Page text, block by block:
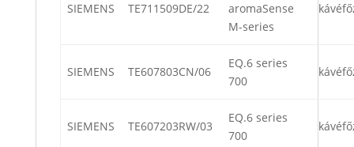
SIEMENS TE711509DE/22
aromaSense
M-series
SIEMENS TE607803CN/06
EQ.6 series
700
SIEMENS TE607203RW/03
EQ.6 series
700